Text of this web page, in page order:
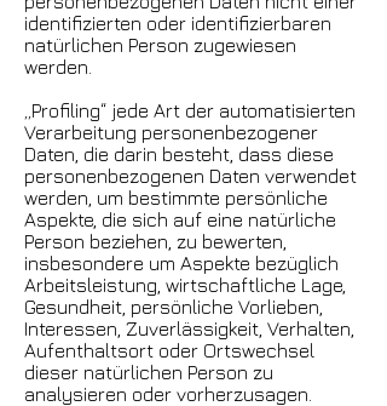
identifizierten oder identifizierbaren
natürlichen Person zugewiesen
werden.
„Profiling“ jede Art der automatisierten
Verarbeitung personenbezogener
Daten, die darin besteht, dass diese
personenbezogenen Daten verwendet
werden, um bestimmte persönliche
Aspekte, die sich auf eine natürliche
Person beziehen, zu bewerten,
insbesondere um Aspekte bezüglich
Arbeitsleistung, wirtschaftliche Lage,
Gesundheit, persönliche Vorlieben,
Interessen, Zuverlässigkeit, Verhalten,
Aufenthaltsort oder Ortswechsel
dieser natürlichen Person zu
analysieren oder vorherzusagen.